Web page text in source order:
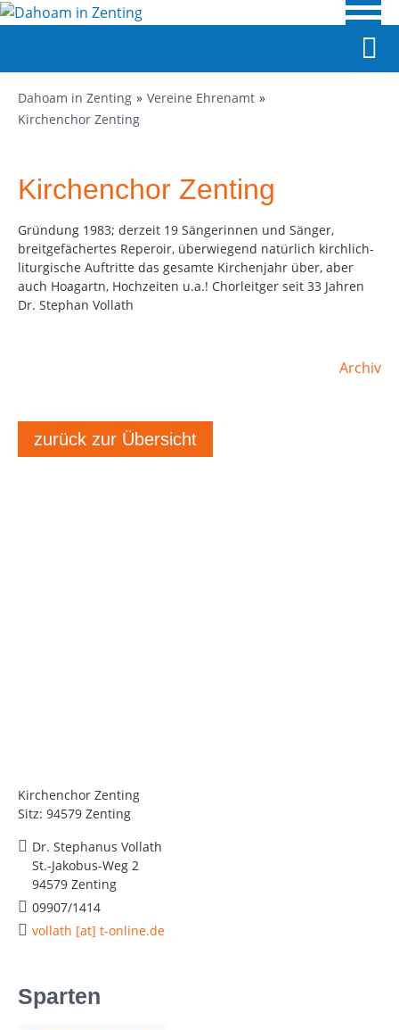
Dahoam in Zenting
Vereine Ehrenamt
Kirchenchor Zenting
Kirchenchor Zenting
Sitz: 94579 Zenting
Dr. Stephanus Vollath
St.-Jakobus-Weg 2
94579 Zenting
09907/1414
vollath [at] t-online.de
Sparten
Kirchenchor Zenting
Gründung 1983; derzeit 19 Sängerinnen und Sänger,
breitgefächertes Reperoir, überwiegend natürlich kirchlich-
liturgische Auftritte das gesamte Kirchenjahr über, aber
auch Hoagartn, Hochzeiten u.a.! Chorleitger seit 33 Jahren
Dr. Stephan Vollath
Archiv
zurück zur Übersicht